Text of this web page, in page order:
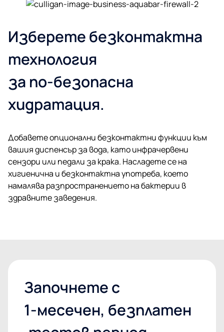
Изберете безконтактна
технология
за по-безопасна
хидратация.
Добавете опционални безконтактни функции към
вашия диспенсър за вода, като инфрачервени
сензори или педали за крака. Насладете се на
хигиенична и безконтактна употреба, което
намалява разпространението на бактерии в
здравните заведения.
Започнете с
1-месечен, безплатен